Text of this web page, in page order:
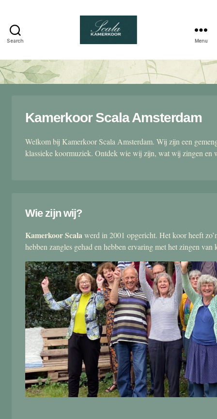
Search
kamerkoor
Menu
Kamerkoor Scala Amsterdam
Welkom bij Kamerkoor Scala Amsterdam. Wij zijn een
klassieke koormuziek. Ontdek wie wij zijn, wat wij zingen en
Wie zijn wij?
Kamerkoor Scalawerd in 2001 opgericht. Het koor heeft
hebben zangles gehad en hebben ervaring met het zingen van